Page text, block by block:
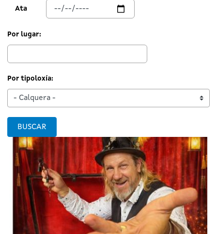
Ata
Por lugar:
Por tipoloxía:
BUSCAR